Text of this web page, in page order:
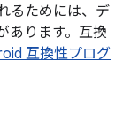
るためには、デ
あります。互換
互換性プログ